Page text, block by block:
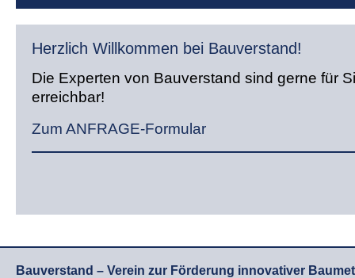
Herzlich Willkommen bei Bauverstand!
Die Experten von Bauverstand sind gerne für
erreichbar!
Zum ANFRAGE-Formular
Bauverstand – Verein zur Förderung innovativer